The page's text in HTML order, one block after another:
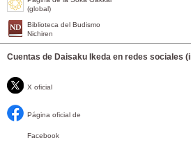
(global)
Biblioteca del Budismo
Nichiren
Cuentas de Daisaku Ikeda en redes sociales
X oficial
Página oficial de
Facebook